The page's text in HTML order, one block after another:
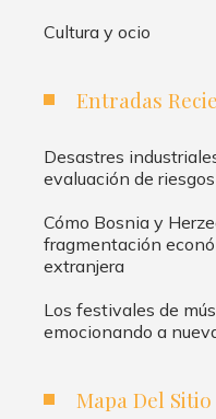
Cultura y ocio
Entradas
Desastres
evaluación de
Cómo Bosnia y
fragmentación
extranjera
Los festivales de
emocionando a
Mapa Del Sitio